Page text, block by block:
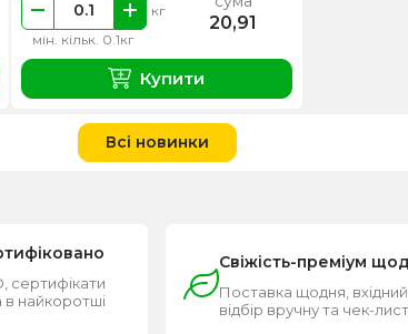
мін. кільк. 0.1кг
кг
20,91
Купити
Всі новинки
сертифікати
в найкоротші
Свіжість-преміум
Поставка щодня,
відбір вручну та чек-